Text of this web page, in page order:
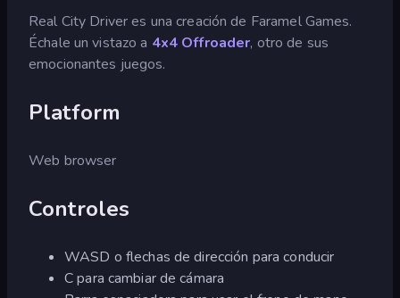
Real City Driver es una creación de Faramel Games.
Échale un vistazo a 4x4 Offroader, otro de sus
emocionantes juegos.
Platform
Web browser
Controles
WASD o flechas de dirección para conducir
C para cambiar de cámara